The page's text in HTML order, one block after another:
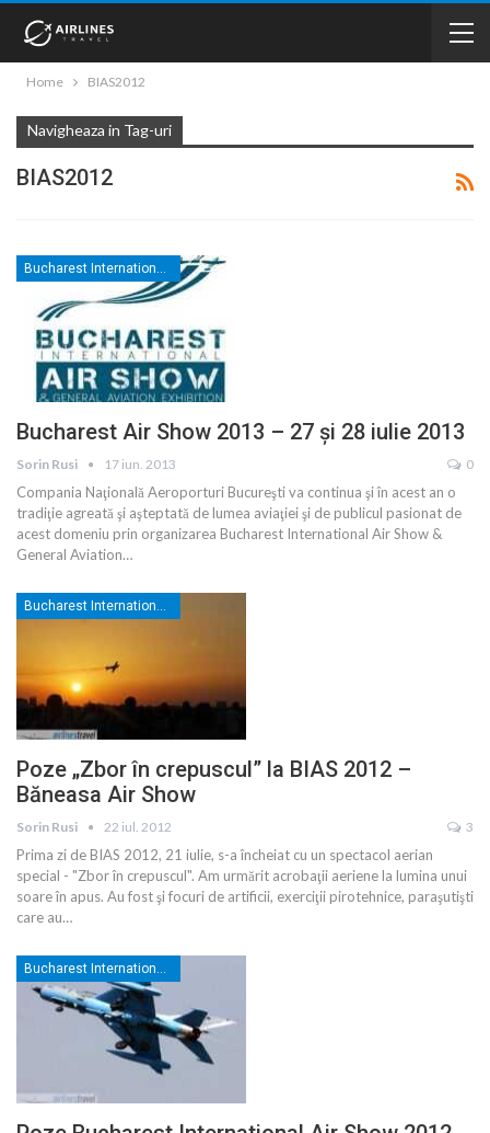
Home BIAS2012
Navigheaza in Tag-uri
BIAS2012
Bucharest Air Show 2013 – 27 şi 28 iulie 2013
Sorin Rusi 17 iun. 2013 0
Compania Naţională Aeroporturi Bucureşti va continua şi în acest an o
tradiţie agreată şi aşteptată de lumea aviaţiei şi de publicul pasionat de
acest domeniu prin organizarea Bucharest International Air Show &
General Aviation…
Bucharest International Air Show
Poze „Zbor în crepuscul” la BIAS 2012 –
Băneasa Air Show
Sorin Rusi 22 iul. 2012 3
Prima zi de BIAS 2012, 21 iulie, s-a încheiat cu un spectacol aerian
special - "Zbor în crepuscul". Am urmărit acrobaţii aeriene la lumina unui
soare în apus. Au fost şi focuri de artificii, exerciţii pirotehnice, paraşutişti
care au…
Bucharest International Air Show